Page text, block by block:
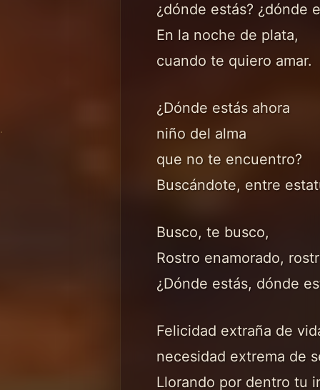
¿dónde estás? ¿dónde
En la noche de plata,
cuando te quiero amar.
¿Dónde estás ahora
niño del alma
que no te encuentro?
Buscándote, entre
Busco, te busco,
Rostro enamorado,
¿Dónde estás, dónde
Felicidad extraña de
necesidad extrema de
Llorando por dentro tu